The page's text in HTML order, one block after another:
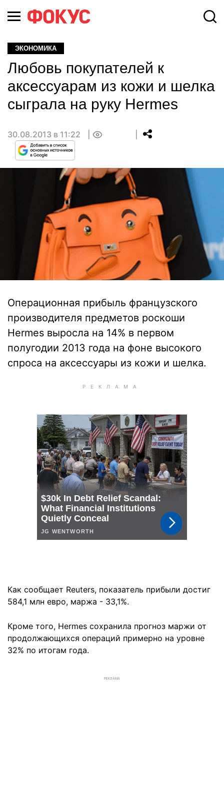
ЭКОНОМИКА
Любовь покупателей к
аксессуарам из кожи и шелка
сыграла на руку Hermes
30.08.2013 в 11:22
Операционная прибыль французского
производителя предметов роскоши
Hermes выросла на 14% в первом
полугодии 2013 года на фоне высокого
спроса на аксессуары из кожи и шелка.
Как сообщает Reuters, показатель прибыли достиг
584,1 млн евро, маржа - 33,1%.
Кроме того, Hermes сохранила прогноз маржи от
продолжающихся операций примерно на уровне
32% по итогам года.
РЕКЛАМА